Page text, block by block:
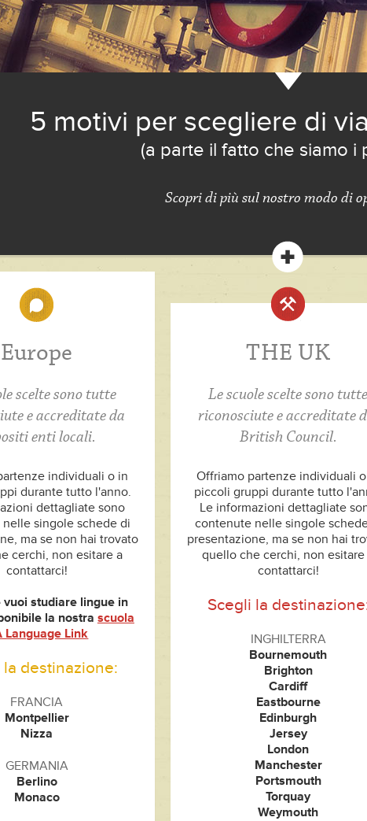
5 motivi per scegliere di
(a parte il fatto che siamo i
Scopri di più sul nostro modo di
Europe
scelte sono tutte
e accreditate da
enti locali.
individuali o in
durante tutto l'anno.
dettagliate sono
singole schede di
ma se non hai trovato
cerchi, non esitare a
contattarci!
vuoi studiare lingue in
la nostra scuola
Language Link
la destinazione:
FRANCIA
Montpellier
Nizza
GERMANIA
Berlino
Monaco
THE UK
Le scuole scelte sono tutte
riconosciute e accreditate
British Council.
Offriamo partenze individuali
piccoli gruppi durante tutto
Le informazioni dettagliate
contenute nelle singole
presentazione, ma se non hai
quello che cerchi, non esitare
contattarci!
Scegli la
INGHILTERRA
Bournemouth
Brighton
Cardiff
Eastbourne
Edinburgh
Jersey
London
Manchester
Portsmouth
Torquay
Weymouth